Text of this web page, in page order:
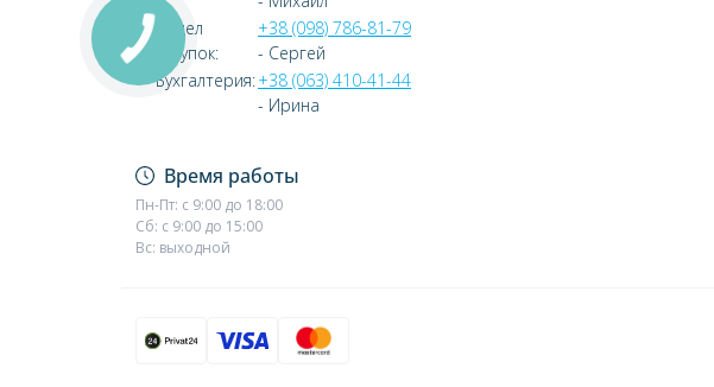
Отдел
закупок:
+38 (098) 786-81-79
- Сергей
Бухгалтерия:+38 (063) 410-41-44
- Ирина
Время работы
Пн-Пт: с 9:00 до 18:00
Сб: с 9:00 до 15:00
Вс: выходной